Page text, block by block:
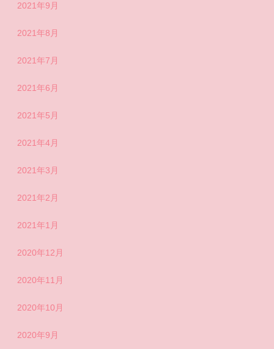
2021年9月
2021年8月
2021年7月
2021年6月
2021年5月
2021年4月
2021年3月
2021年2月
2021年1月
2020年12月
2020年11月
2020年10月
2020年9月